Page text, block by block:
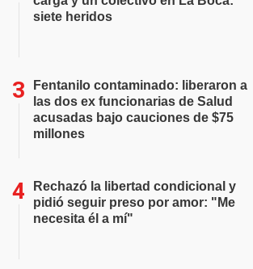
siete heridos
Fentanilo contaminado: liberaron a
las dos ex funcionarias de Salud
acusadas bajo cauciones de $75
millones
Rechazó la libertad condicional y
pidió seguir preso por amor: "Me
necesita él a mí"